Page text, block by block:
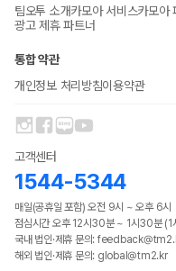
팀오투 소개카모아 서비스카모아
광고 제휴 파트너
통합 약관
개인정보 처리방침이용약관
고객센터
1544-5344
매일(공휴일 포함) 오전 9시 ~ 오후 6시
점심시간 오후 12시30분 ~ 1시30분 (1
국내 법인·제휴 문의:
해외 법인·제휴 문의: global@tm2.kr